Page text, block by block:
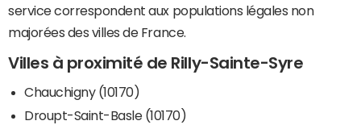
service correspondent aux populations légales non
majorées des villes de France.
Villes à proximité de Rilly-Sainte-Syre
Chauchigny (10170)
Droupt-Saint-Basle (10170)